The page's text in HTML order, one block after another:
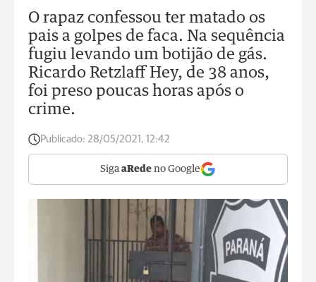
O rapaz confessou ter matado os
pais a golpes de faca. Na sequência
fugiu levando um botijão de gás.
Ricardo Retzlaff Hey, de 38 anos,
foi preso poucas horas após o
crime.
Publicado: 28/05/2021, 12:42
Siga aRede no Google